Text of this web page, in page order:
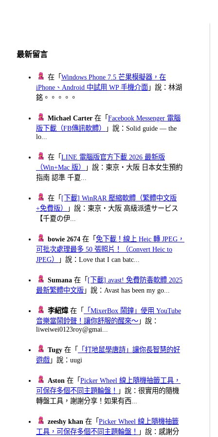
最新留言
在「Windows Phone 7.5 芒果模擬器，在
iPhone、Android 中試用 WP 手機介面 」說：林湖
銘。。。。。
Michael Carter 在「Facebook Messenger 電腦
版下載（FB傳訊軟體）
」說：Solid guide — the
lo...
在「LINE 電腦版官方下載 2026 最新版
（Win+Mac 版）
」說：東京・大阪 日本女生預約
指南 認準 千夏...
在「 [下載] WinRAR 壓縮軟體（繁體中文版
+免費版）
」說：東京・大阪 高級派遣サービス
【千夏の伊...
bowie 2674 在「免下載！線上 Heic 轉 JPEG，
可批次處理最多 50 張照片！（Convert Heic to
JPEG）
」說：Love that I can batc...
Sumana 在「 [下載] avast! 免費防毒軟體 2025
最新繁體中文版 」說：Avast has been my go...
李紹煒在「
「MixerBox 鬧鐘」使用 YouTube
音樂當鬧鈴聲！讓你舒服的醒來～ 」說：
liweiwei0123roy@gmai...
Tugy 在「
「打地鼠學唐詩」讓你長智慧的好
遊戲 」說：uugi
Aston 在「Picker Wheel 線上隨機抽籤工具，
可保存多個不同主題輪盤！
」說：很實用的隨機
轉盤工具，謝謝分享！如果有西...
zeeshy khan 在「Picker Wheel 線上隨機抽籤
工具，可保存多個不同主題輪盤！
」說：感謝分